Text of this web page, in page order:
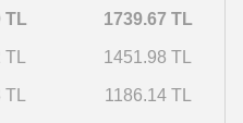
TL 1739.67 TL
1451.98 TL
1186.14 TL